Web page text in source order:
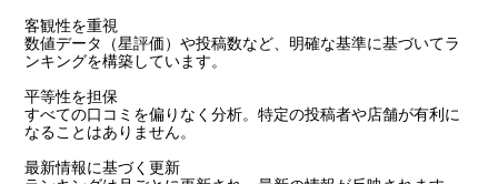
客観性を重視
数値データ（星評価）や投稿数など、明確な基準に基づいてラ
ンキングを構築しています。
平等性を担保
すべての口コミを偏りなく分析。特定の投稿者や店舗が有利に
なることはありません。
最新情報に基づく更新